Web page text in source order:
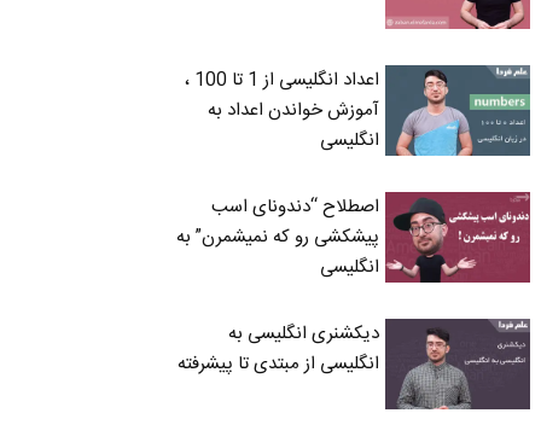
اعداد انگلیسی از 1 تا 100 ،
آموزش خواندن اعداد به
انگلیسی
اصطلاح “دندونای اسب
پیشکشی رو که نمیشمرن” به
انگلیسی
دیکشنری انگلیسی به
انگلیسی از مبتدی تا پیشرفته